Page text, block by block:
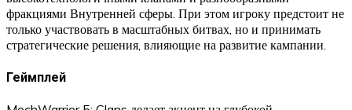
фракциями Внутренней сферы. При этом игроку предстоит не
только участвовать в масштабных битвах, но и принимать
стратегические решения, влияющие на развитие кампании.
Геймплей